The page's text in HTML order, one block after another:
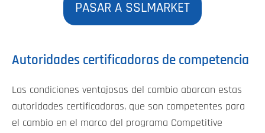
PASAR A SSLMARKET
Autoridades certificadoras de competencia
Las condiciones ventajosas del cambio abarcan estas
autoridades certificadoras, que son competentes para
el cambio en el marco del programa Competitive